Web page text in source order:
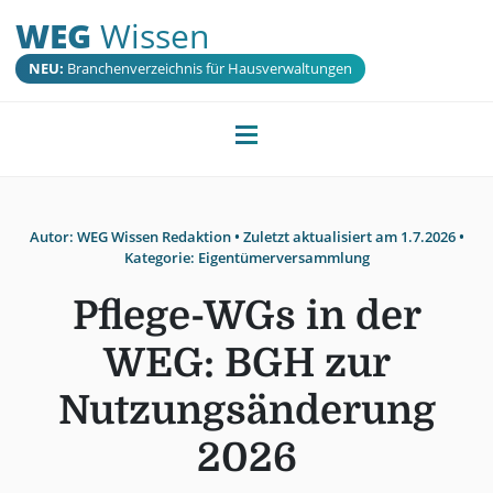
WEG Wissen
NEU: Branchenverzeichnis für Hausverwaltungen
Autor: WEG Wissen Redaktion• Zuletzt aktualisiert am 1.7.2026•
Kategorie: Eigentümerversammlung
Pflege-WGs in der
WEG: BGH zur
Nutzungsänderung
2026